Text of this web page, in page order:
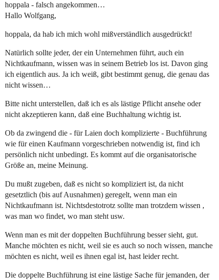
hoppala - falsch angekommen…
Hallo Wolfgang,
hoppala, da hab ich mich wohl mißverständlich ausgedrückt!
Natürlich sollte jeder, der ein Unternehmen führt, auch ein
Nichtkaufmann, wissen was in seinem Betrieb los ist. Davon ging
ich eigentlich aus. Ja ich weiß, gibt bestimmt genug, die genau das
nicht wissen…
Bitte nicht unterstellen, daß ich es als lästige Pflicht ansehe oder
nicht akzeptieren kann, daß eine Buchhaltung wichtig ist.
Ob da zwingend die - für Laien doch komplizierte - Buchführung
wie für einen Kaufmann vorgeschrieben notwendig ist, find ich
persönlich nicht unbedingt. Es kommt auf die organisatorische
Größe an, meine Meinung.
Du mußt zugeben, daß es nicht so kompliziert ist, da nicht
gesetztlich (bis auf Ausnahmen) geregelt, wenn man ein
Nichtkaufmann ist. Nichtsdestotrotz sollte man trotzdem wissen ,
was man wo findet, wo man steht usw.
Wenn man es mit der doppelten Buchführung besser sieht, gut.
Manche möchten es nicht, weil sie es auch so noch wissen, manche
möchten es nicht, weil es ihnen egal ist, hast leider recht.
Die doppelte Buchführung ist eine lästige Sache für jemanden, der